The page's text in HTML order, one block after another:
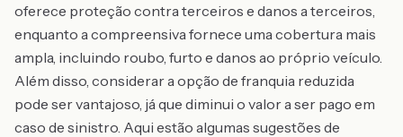
oferece proteção contra terceiros e danos a terceiros,
enquanto a compreensiva fornece uma cobertura mais
ampla, incluindo roubo, furto e danos ao próprio veículo.
Além disso, considerar a opção de franquia reduzida
pode ser vantajoso, já que diminui o valor a ser pago em
caso de sinistro. Aqui estão algumas sugestões de